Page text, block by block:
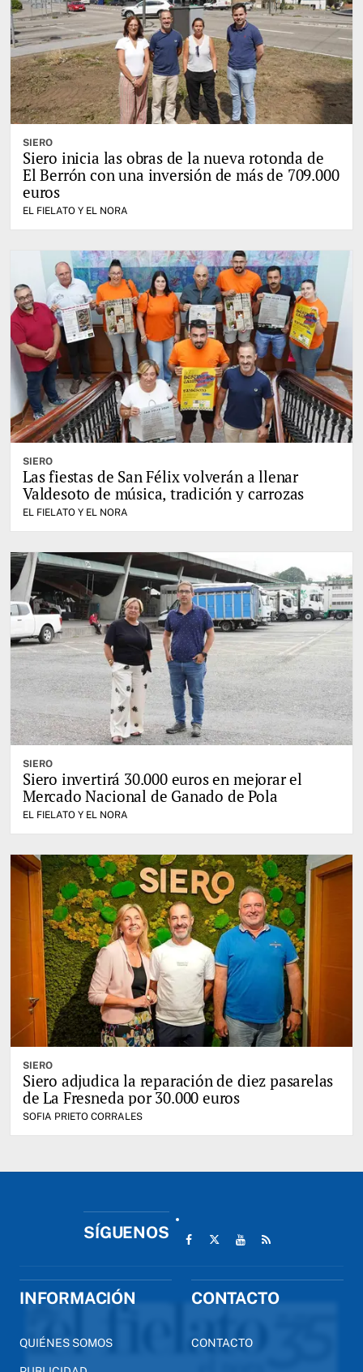
SIERO
Siero inicia las obras de la nueva rotonda de
El Berrón con una inversión de más de 709.000
euros
EL FIELATO Y EL NORA
SIERO
Las fiestas de San Félix volverán a llenar
Valdesoto de música, tradición y carrozas
EL FIELATO Y EL NORA
SIERO
Siero invertirá 30.000 euros en mejorar el
Mercado Nacional de Ganado de Pola
EL FIELATO Y EL NORA
SIERO
Siero adjudica la reparación de diez pasarelas
de La Fresneda por 30.000 euros
SOFIA PRIETO CORRALES
SÍGUENOS
INFORMACIÓN
QUIÉNES SOMOS
CONTACTO
CONTACTO